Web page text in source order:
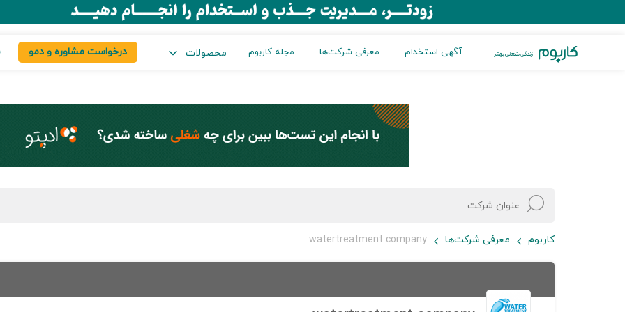
آگهی استخدام معرفی شرکت‌ها مجله کاربوم محصولات درخواست مشاوره و دمو
کاربوم معرفی شرکت‌ها watertreatment company